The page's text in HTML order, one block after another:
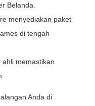
Belanda.
menyediakan paket
di tengah
ahli memastikan
Anda di